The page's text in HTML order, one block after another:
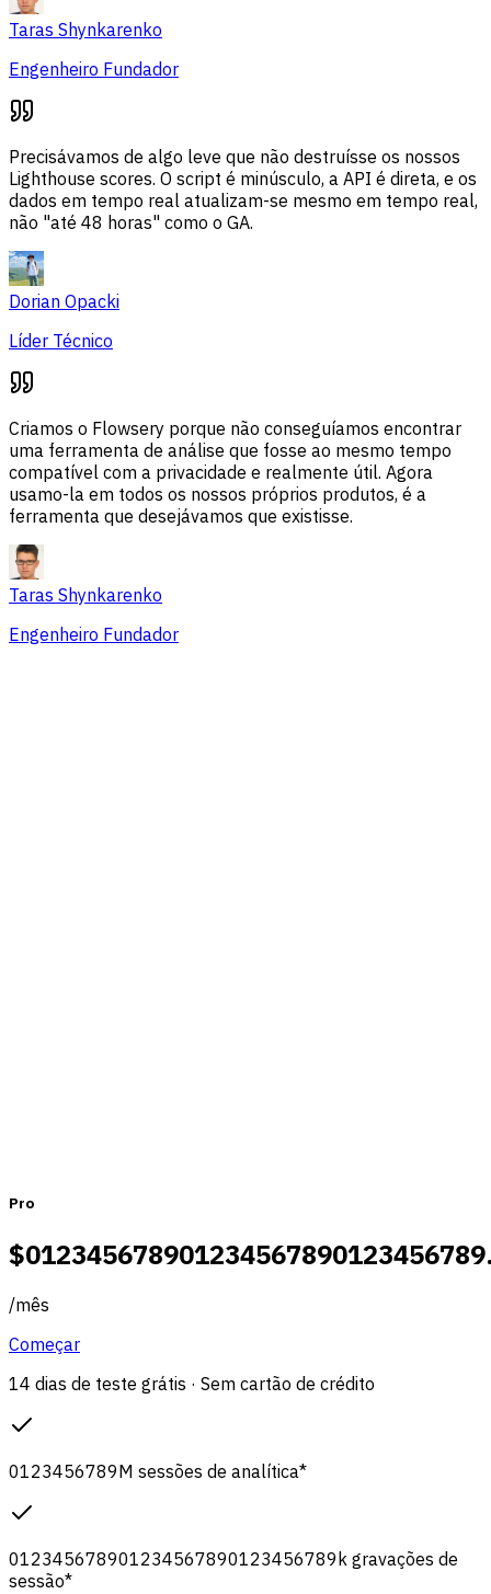
Taras Shynkarenko
Engenheiro Fundador
Precisávamos de algo leve que não destruísse os nossos
Lighthouse scores. O script é minúsculo, a API é direta, e os
dados em tempo real atualizam-se mesmo em tempo real,
não "até 48 horas" como o GA.
Dorian Opacki
Líder Técnico
Criamos o Flowsery porque não conseguíamos encontrar
uma ferramenta de análise que fosse ao mesmo tempo
compatível com a privacidade e realmente útil. Agora
usamo-la em todos os nossos próprios produtos, é a
ferramenta que desejávamos que existisse.
Taras Shynkarenko
Engenheiro Fundador
Visão geral Problemas de sessão
Pro
$012345678901234567890123456789
/mês
Começar
14 dias de teste grátis · Sem cartão de crédito
0123456789M sessões de analítica*
012345678901234567890123456789 k gravações de
sessão*